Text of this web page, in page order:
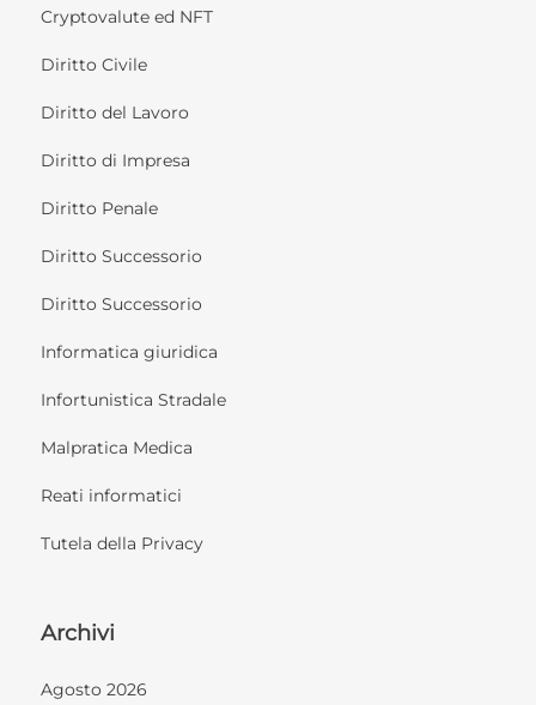
Cryptovalute ed NFT
Diritto Civile
Diritto del Lavoro
Diritto di Impresa
Diritto Penale
Diritto Successorio
Diritto Successorio
Informatica giuridica
Infortunistica Stradale
Malpratica Medica
Reati informatici
Tutela della Privacy
Archivi
Agosto 2026